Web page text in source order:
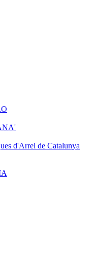
d'Arrel de Catalunya